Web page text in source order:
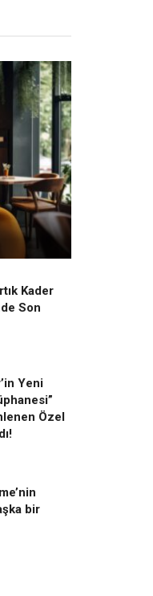
Kader
Son
Yeni
Özel
bir